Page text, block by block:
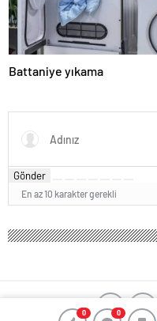
0 0
Battaniye yıkama
Gönder
En az 10 karakter gerekli